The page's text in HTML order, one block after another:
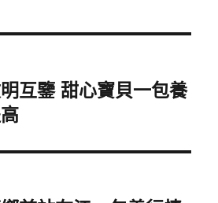
互鑒 甜心寶貝一包養